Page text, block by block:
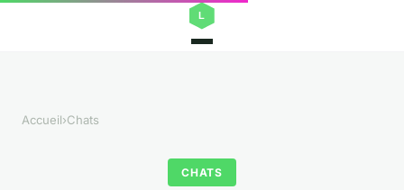
Accueil›Chats
CHATS